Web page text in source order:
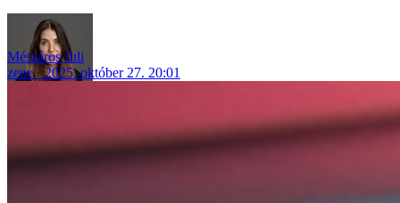
Mészáros Juli
zene
2025. október 27. 20:01